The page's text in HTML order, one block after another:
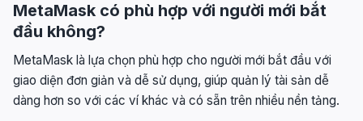
MetaMask có phù hợp với người mới bắt
đầu không?
MetaMask là lựa chọn phù hợp cho người mới bắt đầu với
giao diện đơn giản và dễ sử dụng, giúp quản lý tài sản dễ
dàng hơn so với các ví khác và có sẵn trên nhiều nền tảng.